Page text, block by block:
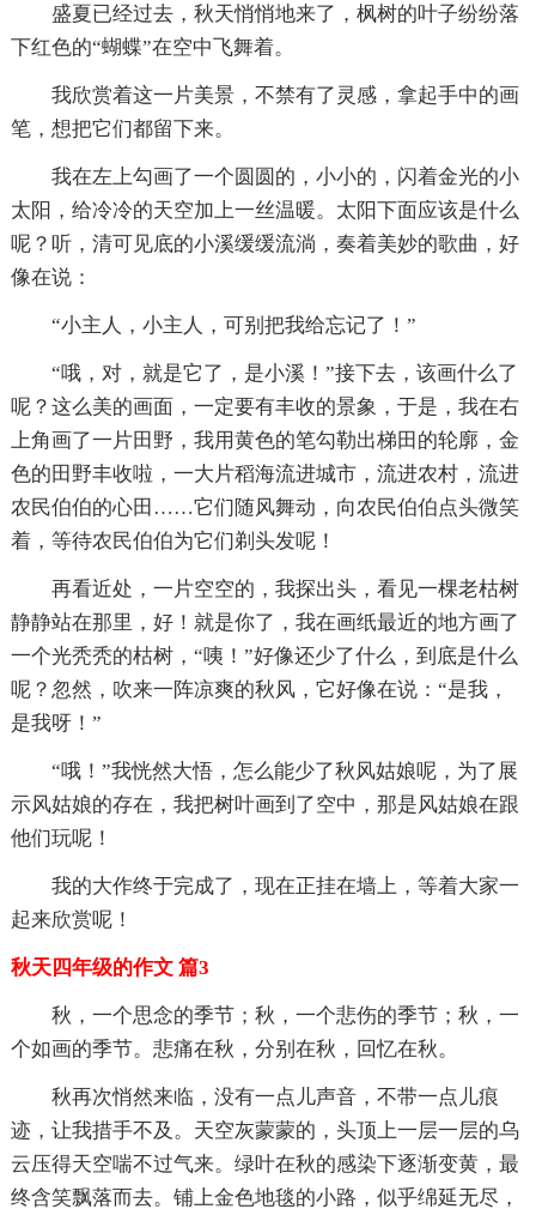
盛夏已经过去，秋天悄悄地来了，枫树的叶子纷纷落
下红色的“蝴蝶”在空中飞舞着。
我欣赏着这一片美景，不禁有了灵感，拿起手中的画
笔，想把它们都留下来。
我在左上勾画了一个圆圆的，小小的，闪着金光的小
太阳，给冷冷的天空加上一丝温暖。太阳下面应该是什么
呢？听，清可见底的小溪缓缓流淌，奏着美妙的歌曲，好
像在说：
“小主人，小主人，可别把我给忘记了！”
“哦，对，就是它了，是小溪！”接下去，该画什么了
呢？这么美的画面，一定要有丰收的景象，于是，我在右
上角画了一片田野，我用黄色的笔勾勒出梯田的轮廓，金
色的田野丰收啦，一大片稻海流进城市，流进农村，流进
农民伯伯的心田……它们随风舞动，向农民伯伯点头微笑
着，等待农民伯伯为它们剃头发呢！
再看近处，一片空空的，我探出头，看见一棵老枯树
静静站在那里，好！就是你了，我在画纸最近的地方画了
一个光秃秃的枯树，“咦！”好像还少了什么，到底是什么
呢？忽然，吹来一阵凉爽的秋风，它好像在说：“是我，
是我呀！”
“哦！”我恍然大悟，怎么能少了秋风姑娘呢，为了展
示风姑娘的存在，我把树叶画到了空中，那是风姑娘在跟
他们玩呢！
我的大作终于完成了，现在正挂在墙上，等着大家一
起来欣赏呢！
秋天四年级的作文 篇3
秋，一个思念的季节；秋，一个悲伤的季节；秋，一
个如画的季节。悲痛在秋，分别在秋，回忆在秋。
秋再次悄然来临，没有一点儿声音，不带一点儿痕
迹，让我措手不及。天空灰蒙蒙的，头顶上一层一层的乌
云压得天空喘不过气来。绿叶在秋的感染下逐渐变黄，最
终含笑飘落而去。铺上金色地毯的小路，似乎绵延无尽，